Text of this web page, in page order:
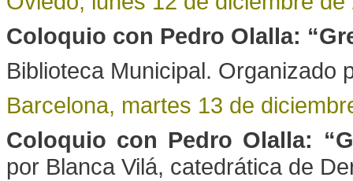
Coloquio con Pedro Olalla:
Biblioteca Municipal. Organizado
Barcelona, martes 13 de
Coloquio con Pedro Olalla:
por Blanca Vilá, catedrática de